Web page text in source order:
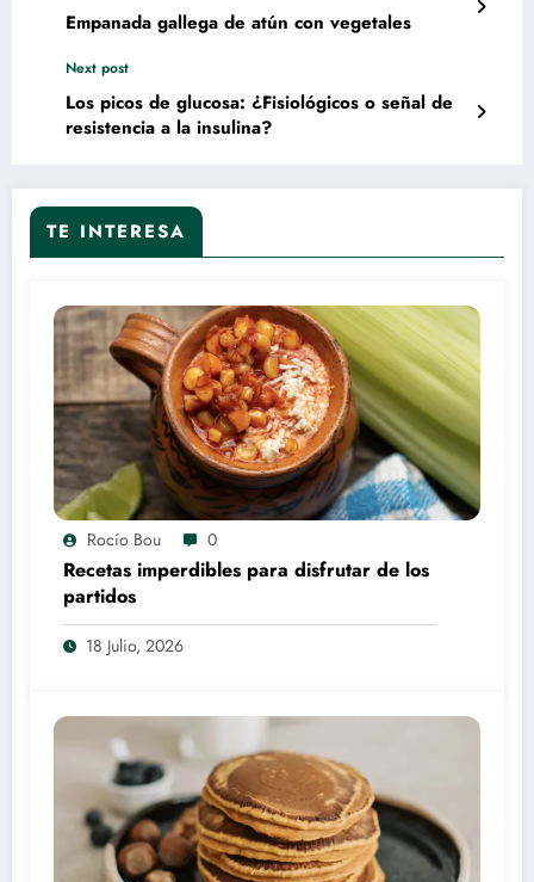
Empanada gallega de atún con vegetales
Next post
Los picos de glucosa: ¿Fisiológicos o señal de
resistencia a la insulina?
TE INTERESA
Rocío Bou 0
Recetas imperdibles para disfrutar de los
partidos
18 Julio, 2026